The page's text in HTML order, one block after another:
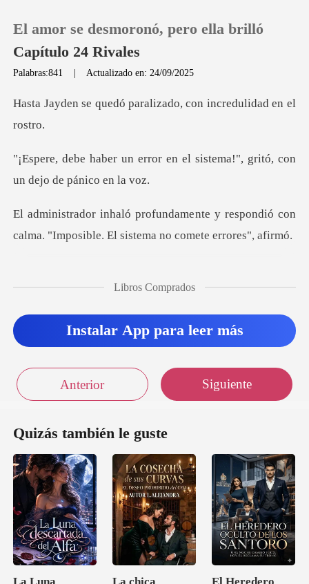
0
Historia
El amor se desmoronó, pero ella brilló
Capítulo 24 Rivales
Palabras:841 | Actualizado en: 24/09/2025
paralizado, con incr
en el sistema!", gritó, con
y respondió con
calma. "Imposible. E
interc
Libros Comprados
Instalar App para leer más
Anterior Siguiente
Quizás también le guste